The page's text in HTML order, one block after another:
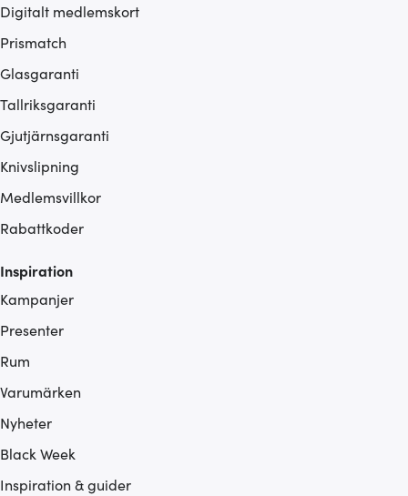
Digitalt medlemskort
Prismatch
Glasgaranti
Tallriksgaranti
Gjutjärnsgaranti
Knivslipning
Medlemsvillkor
Rabattkoder
Inspiration
Kampanjer
Presenter
Rum
Varumärken
Nyheter
Black Week
Inspiration & guider